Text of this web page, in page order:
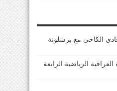
الكاخي مع برشلونة
الرياضية الرابعة